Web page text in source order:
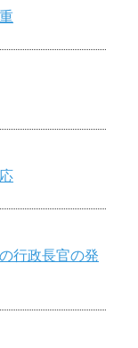
行政長官の発